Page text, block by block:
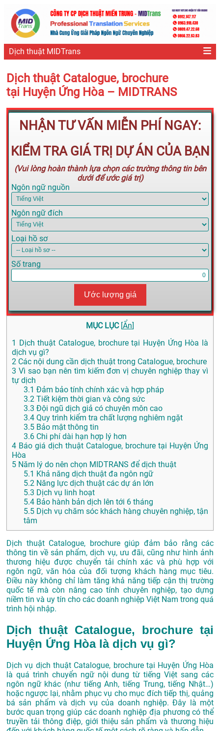
Dịch thuật MIDTrans
Dịch thuật Catalogue, brochure
tại Huyện Ứng Hòa – MIDTRANS
NHẬN TƯ VẤN MIỄN PHÍ NGAY:
KIỂM TRA GIÁ TRỊ DỰ ÁN CỦA BẠN
(Vui lòng hoàn thành lựa chọn các trường thông tin bên
dưới để ước giá trị)
Ngôn ngữ nguồn
Ngôn ngữ đích
Loại hồ sơ
Số trang
Ước lượng giá
MỤC LỤC [Ẩn]
1
Dịch thuật Catalogue, brochure tại Huyện Ứng Hòa là
dịch vụ gì?
2 Các nội dung cần dịch thuật trong Catalogue, brochure
3 Vì sao bạn nên tìm kiếm đơn vị chuyên nghiệp thay vì
tự dịch
3.1 Đảm bảo tính chính xác và hợp pháp
3.2 Tiết kiệm thời gian và công sức
3.3 Đội ngũ dịch giả có chuyên môn cao
3.4 Quy trình kiểm tra chất lượng nghiêm ngặt
3.5 Bảo mật thông tin
3.6 Chi phí dài hạn hợp lý hơn
4 Báo giá dịch thuật Catalogue, brochure tại Huyện Ứng
Hòa
5 Năm lý do nên chọn MIDTRANS để dịch thuật
5.1 Khả năng dịch thuật đa ngôn ngữ
5.2 Năng lực dịch thuật các dự án lớn
5.3 Dịch vụ linh hoạt
5.4 Bảo hành bản dịch lên tới 6 tháng
5.5 Dịch vụ chăm sóc khách hàng chuyên nghiệp, tận
tâm
Dịch thuật Catalogue, brochure giúp đảm bảo rằng các
thông tin về sản phẩm, dịch vụ, ưu đãi, cũng như hình ảnh
thương hiệu được chuyển tải chính xác và phù hợp với
ngôn ngữ, văn hóa của đối tượng khách hàng mục tiêu.
Điều này không chỉ làm tăng khả năng tiếp cận thị trường
quốc tế mà còn nâng cao tính chuyên nghiệp, tạo dựng
niềm tin và uy tín cho các doanh nghiệp Việt Nam trong quá
trình hội nhập.
Dịch thuật Catalogue, brochure tại
Huyện Ứng Hòa là dịch vụ gì?
Dịch vụ dịch thuật Catalogue, brochure tại Huyện Ứng Hòa
là quá trình chuyển ngữ nội dung từ tiếng Việt sang các
ngôn ngữ khác (như tiếng Anh, tiếng Trung, tiếng Nhật…)
hoặc ngược lại, nhằm phục vụ cho mục đích tiếp thị, quảng
bá sản phẩm và dịch vụ của doanh nghiệp. Đây là một
bước quan trọng giúp các doanh nghiệp địa phương có thể
truyền tải thông điệp, giới thiệu sản phẩm và thương hiệu